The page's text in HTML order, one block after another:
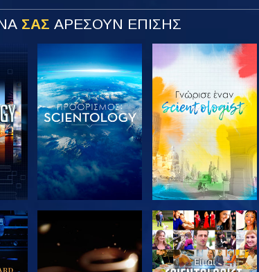
ΣΑΣ ΑΡΕΣΟΥΝ ΕΠΙΣΗΣ
ΤΗ
ΕΞΕΡΕΥΝΗΣΤΕ ΤΗ
ΣΕΙΡΑ
ΕΞΕΡΕΥΝΗΣΤΕ ΤΗ
ΣΕΙΡΑ